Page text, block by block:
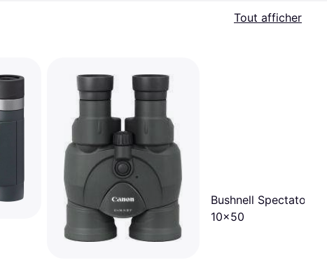
Tout afficher
Bushnell Spectator
10x50